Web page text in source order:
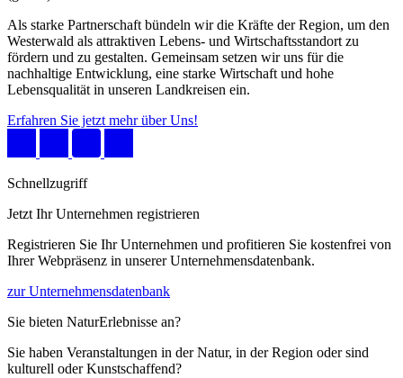
Als starke Partnerschaft bündeln wir die Kräfte der Region, um den
Westerwald als attraktiven Lebens- und Wirtschaftsstandort zu
fördern und zu gestalten. Gemeinsam setzen wir uns für die
nachhaltige Entwicklung, eine starke Wirtschaft und hohe
Lebensqualität in unseren Landkreisen ein.
Erfahren Sie jetzt mehr über Uns!
Schnellzugriff
Jetzt Ihr Unternehmen registrieren
Registrieren Sie Ihr Unternehmen und profitieren Sie kostenfrei von
Ihrer Webpräsenz in unserer Unternehmensdatenbank.
zur Unternehmensdatenbank
Sie bieten NaturErlebnisse an?
Sie haben Veranstaltungen in der Natur, in der Region oder sind
kulturell oder Kunstschaffend?